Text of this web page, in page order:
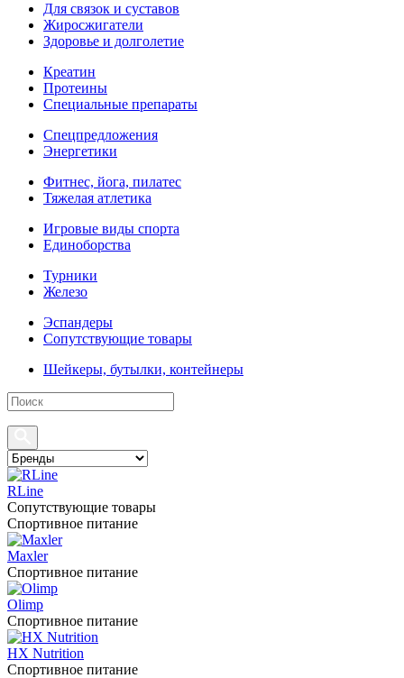
Для связок и суставов
Жиросжигатели
Здоровье и долголетие
Креатин
Протеины
Специальные препараты
Спецпредложения
Энергетики
Фитнес, йога, пилатес
Тяжелая атлетика
Игровые виды спорта
Единоборства
Турники
Железо
Эспандеры
Сопутствующие товары
Шейкеры, бутылки, контейнеры
RLine
Сопутствующие товары
Спортивное питание
Maxler
Спортивное питание
Olimp
Спортивное питание
HX Nutrition
Спортивное питание